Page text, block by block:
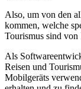
Also, um von den
kommen, welche
Tourismus sind von
Als
Reisen und
Mobilgeräts